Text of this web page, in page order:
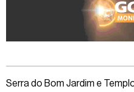
Serra do Bom Jardim e